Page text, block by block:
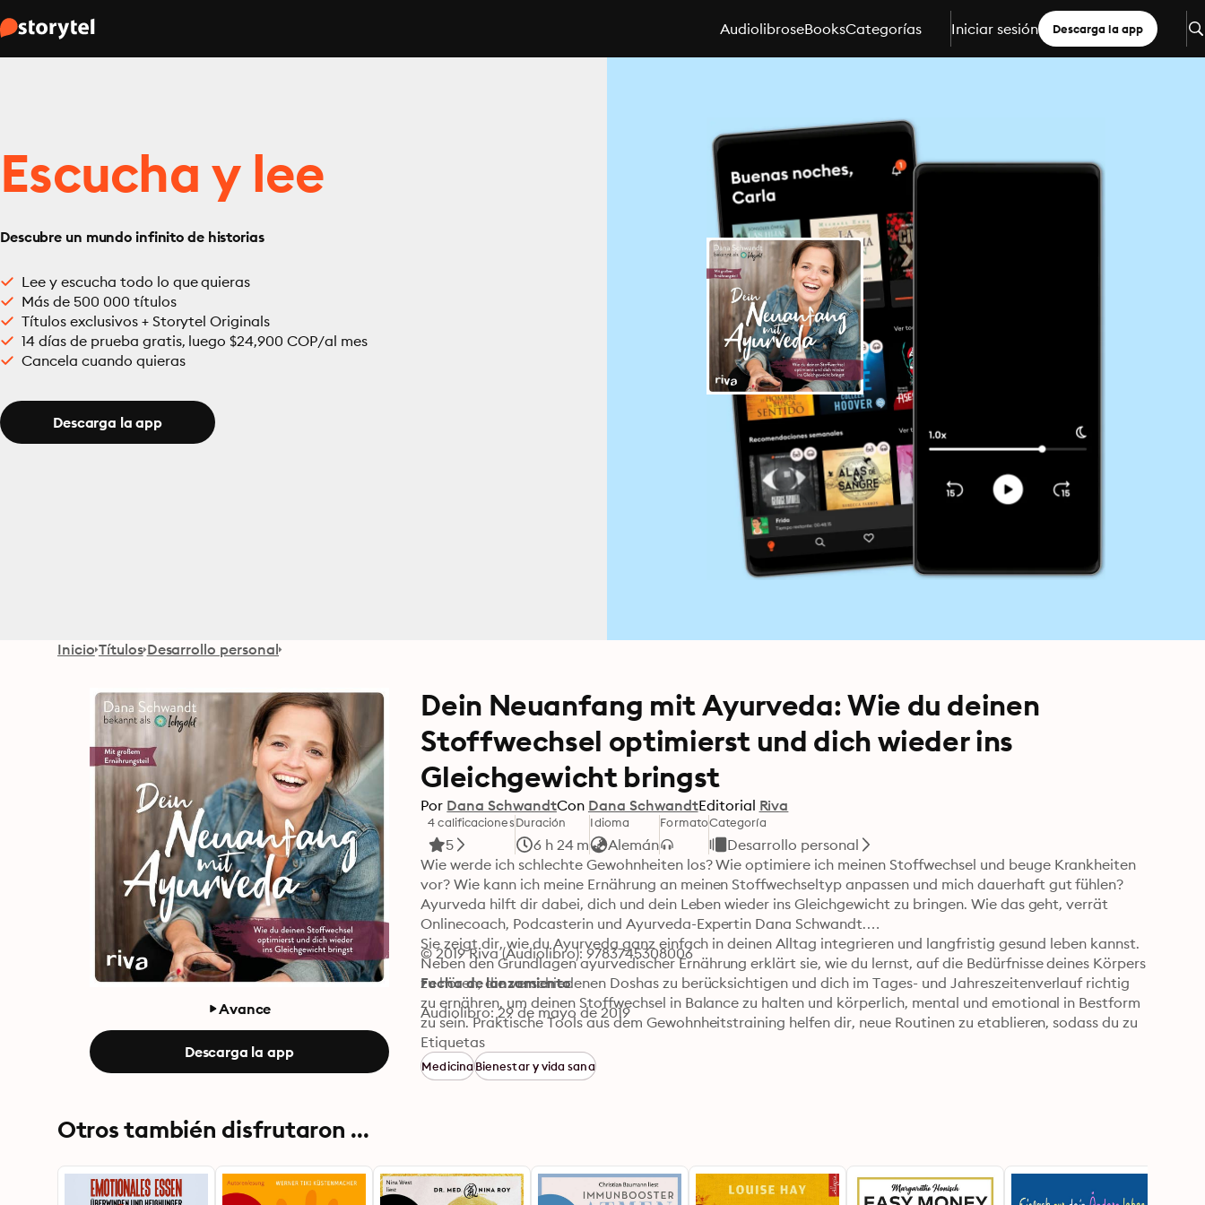
AudiolibroseBooksCategorías Iniciar sesión Descarga la app
Escucha y lee
Descubre un mundo infinito de historias
Lee y escucha todo lo que quieras
Más de 500 000 títulos
Títulos exclusivos + Storytel Originals
14 días de prueba gratis, luego $24,900 COP/al mes
Cancela cuando quieras
Descarga la app
Inicio Títulos Desarrollo personal
Avance
Descarga la app
Dein Neuanfang mit Ayurveda: Wie du deinen
Stoffwechsel optimierst und dich wieder ins
Gleichgewicht bringst
Por Dana SchwandtCon Dana SchwandtEditorial Riva
4 calificaciones
5
Duración
6 h 24 m
Idioma
Alemán
FormatoCategoría
Desarrollo personal
Wie werde ich schlechte Gewohnheiten los? Wie optimiere ich meinen Stoffwechsel und beuge Krankheiten
vor? Wie kann ich meine Ernährung an meinen Stoffwechseltyp anpassen und mich dauerhaft gut fühlen?
Ayurveda hilft dir dabei, dich und dein Leben wieder ins Gleichgewicht zu bringen. Wie das geht, verrät
Onlinecoach, Podcasterin und Ayurveda-Expertin Dana Schwandt.
Sie zeigt dir, wie du Ayurveda ganz einfach in deinen Alltag integrieren und langfristig gesund leben kannst.
Neben den Grundlagen ayurvedischer Ernährung erklärt sie, wie du lernst, auf die Bedürfnisse deines Körpers
zu hören, die verschiedenen Doshas zu berücksichtigen und dich im Tages- und Jahreszeitenverlauf richtig
zu ernähren, um deinen Stoffwechsel in Balance zu halten und körperlich, mental und emotional in Bestform
zu sein. Praktische Tools aus dem Gewohnheitstraining helfen dir, neue Routinen zu etablieren, sodass du zu
einem entspannten Lifestyle finden kannst. Tipps zur Mahlzeitenplanung sowie erprobte Küchen-Hacks
unterstützen dich zusätzlich bei deinem Neuanfang mit Ayurveda.
© 2019 Riva (Audiolibro): 9783745308006
Fecha de lanzamiento
Audiolibro: 29 de mayo de 2019
Etiquetas
MedicinaBienestar y vida sana
Otros también disfrutaron ...